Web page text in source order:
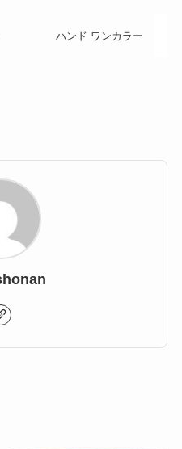
ハンド ワンカラー